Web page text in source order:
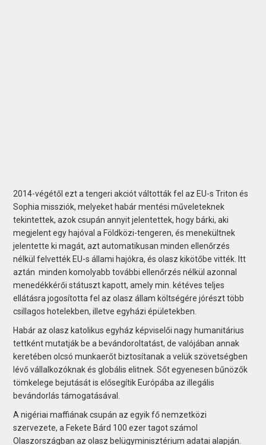
2014-végétől ezt a tengeri akciót váltották fel az EU-s Triton és
Sophia missziók, melyeket habár mentési műveleteknek
tekintettek, azok csupán annyit jelentettek, hogy bárki, aki
megjelent egy hajóval a Földközi-tengeren, és menekültnek
jelentette ki magát, azt automatikusan minden ellenőrzés
nélkül felvették EU-s állami hajókra, és olasz kikötőbe vitték. Itt
aztán minden komolyabb további ellenőrzés nélkül azonnal
menedékkérői státuszt kapott, amely min. kétéves teljes
ellátásra jogosította fel az olasz állam költségére jórészt több
csillagos hotelekben, illetve egyházi épületekben.
Habár az olasz katolikus egyház képviselői nagy humanitárius
tettként mutatják be a bevándoroltatást, de valójában annak
keretében olcsó munkaerőt biztosítanak a velük szövetségben
lévő vállalkozóknak és globális elitnek. Sőt egyenesen bűnözők
tömkelege bejutását is elősegítik Európába az illegális
bevándorlás támogatásával.
A nigériai maffiának csupán az egyik fő nemzetközi
szervezete, a Fekete Bárd 100 ezer tagot számol
Olaszországban az olasz belügyminisztérium adatai alapján.